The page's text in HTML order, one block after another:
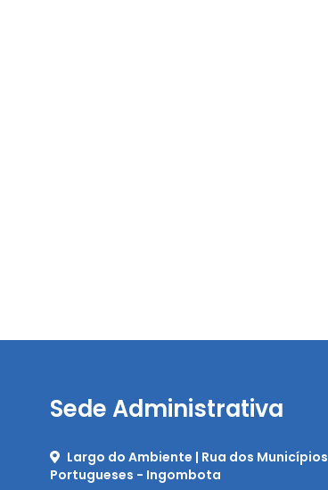
Sede Administrativa
Largo do Ambiente | Rua dos Municípios
Portugueses - Ingombota